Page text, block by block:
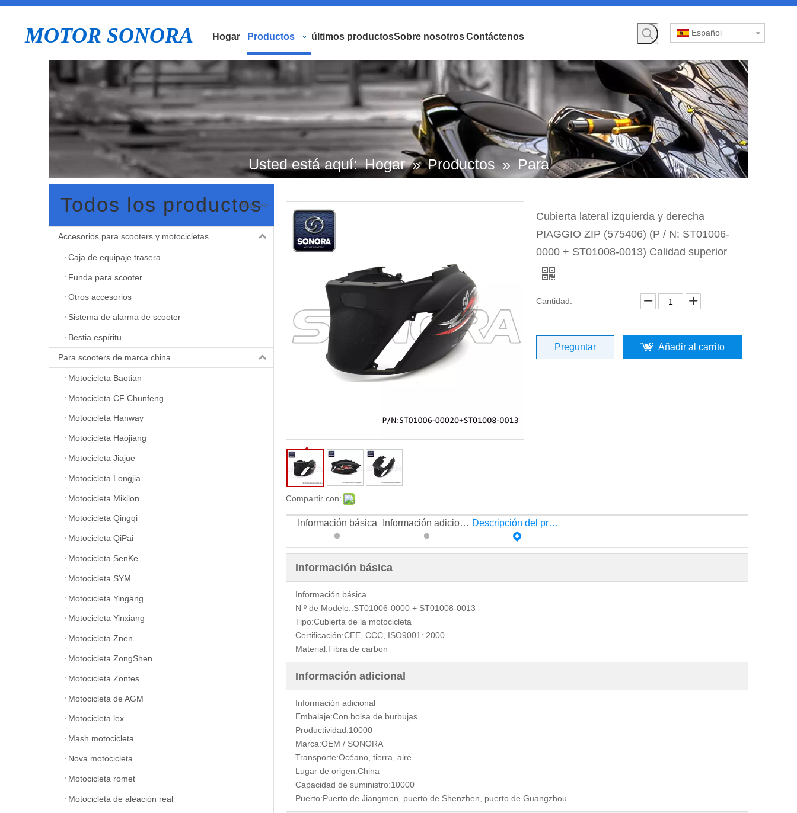
MOTOR SONORA Hogar Productos últimos productosSobre nosotrosContáctenos Español
Usted está aquí: Hogar »Productos »Para
Motocicleta piaggio
Cubierta lateral izquierda y derecha PIAGGIO
ZIP (575406) ​​(P / N: ST01006-0000 +
ST01008-0013) Calidad superior
Todos los productos
Más >>
Accesorios para scooters y motocicletas
Caja de equipaje trasera
Funda para scooter
Otros accesorios
Sistema de alarma de scooter
Bestia espíritu
Para scooters de marca china
Motocicleta Baotian
Motocicleta CF Chunfeng
Motocicleta Hanway
Motocicleta Haojiang
Motocicleta Jiajue
Motocicleta Longjia
Motocicleta Mikilon
Motocicleta Qingqi
Motocicleta QiPai
Motocicleta SenKe
Motocicleta SYM
Motocicleta Yingang
Motocicleta Yinxiang
Motocicleta Znen
Motocicleta ZongShen
Motocicleta Zontes
Motocicleta de AGM
Motocicleta lex
Mash motocicleta
Nova motocicleta
Motocicleta romet
Motocicleta de aleación real
Compartir con:
Cubierta lateral izquierda y derecha
PIAGGIO ZIP (575406) ​​(P / N: ST01006-
0000 + ST01008-0013) Calidad superior
Cantidad:
Preguntar Añadir al carrito
Información básica Información adicional Descripción del producto
Información básica
Información básica
N º de Modelo.:ST01006-0000 + ST01008-0013
Tipo:Cubierta de la motocicleta
Certificación:CEE, CCC, ISO9001: 2000
Material:Fibra de carbon
Información adicional
Información adicional
Embalaje:Con bolsa de burbujas
Productividad:10000
Marca:OEM / SONORA
Transporte:Océano, tierra, aire
Lugar de origen:China
Capacidad de suministro:10000
Puerto:Puerto de Jiangmen, puerto de Shenzhen, puerto de Guangzhou